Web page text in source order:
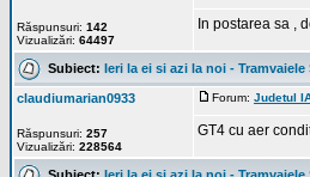
Răspunsuri: 142
Vizualizări: 64497
In postarea sa ,
Subiect: Ieri la ei si azi la noi - Tramvaiele
claudiumarian0933
Răspunsuri: 257
Vizualizări: 228564
Forum: Judetul
GT4 cu aer